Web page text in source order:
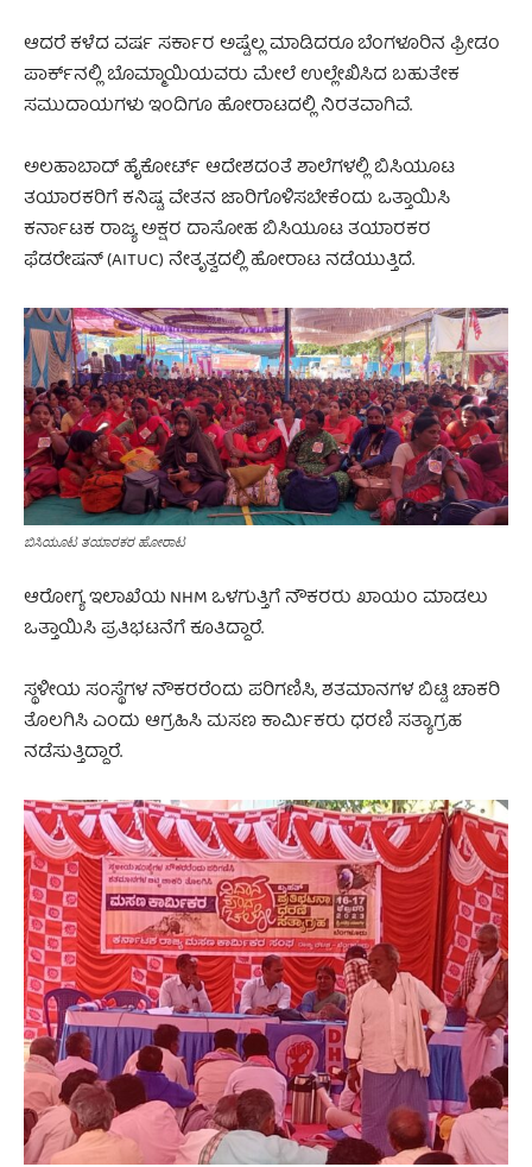
ಆದರೆ ಕಳೆದ ವರ್ಷ ಸರ್ಕಾರ ಅಷ್ಟೆಲ್ಲ ಮಾಡಿದರೂ ಬೆಂಗಳೂರಿನ ಫ್ರೀಡಂ
ಪಾರ್ಕ್‌ನಲ್ಲಿ ಬೊಮ್ಮಾಯಿಯವರು ಮೇಲೆ ಉಲ್ಲೇಖಿಸಿದ ಬಹುತೇಕ
ಸಮುದಾಯಗಳು ಇಂದಿಗೂ ಹೋರಾಟದಲ್ಲಿ ನಿರತವಾಗಿವೆ.
ಅಲಹಾಬಾದ್ ಹೈಕೋರ್ಟ್ ಆದೇಶದಂತೆ ಶಾಲೆಗಳಲ್ಲಿ ಬಿಸಿಯೂಟ
ತಯಾರಕರಿಗೆ ಕನಿಷ್ಟ ವೇತನ ಜಾರಿಗೊಳಿಸಬೇಕೆಂದು ಒತ್ತಾಯಿಸಿ
ಕರ್ನಾಟಕ ರಾಜ್ಯ ಅಕ್ಷರ ದಾಸೋಹ ಬಿಸಿಯೂಟ ತಯಾರಕರ
ಫೆಡರೇಷನ್‌ (AITUC) ನೇತೃತ್ವದಲ್ಲಿ ಹೋರಾಟ ನಡೆಯುತ್ತಿದೆ.
ಬಿಸಿಯೂಟ ತಯಾರಕರ ಹೋರಾಟ
ಆರೋಗ್ಯ ಇಲಾಖೆಯ NHM ಒಳಗುತ್ತಿಗೆ ನೌಕರರು ಖಾಯಂ ಮಾಡಲು
ಒತ್ತಾಯಿಸಿ ಪ್ರತಿಭಟನೆಗೆ ಕೂತಿದ್ದಾರೆ.
ಸ್ಥಳೀಯ ಸಂಸ್ಥೆಗಳ ನೌಕರರೆಂದು ಪರಿಗಣಿಸಿ, ಶತಮಾನಗಳ ಬಿಟ್ಟಿ ಚಾಕರಿ
ತೊಲಗಿಸಿ ಎಂದು ಆಗ್ರಹಿಸಿ ಮಸಣ ಕಾರ್ಮಿಕರು ಧರಣಿ ಸತ್ಯಾಗ್ರಹ
ನಡೆಸುತ್ತಿದ್ದಾರೆ.